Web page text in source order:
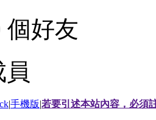
個好友
|手機版|若要引述本站內容，必須